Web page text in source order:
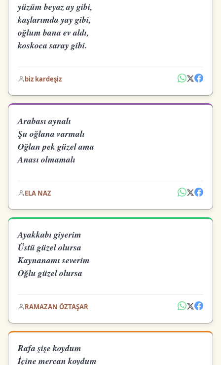
yüzüm beyaz ay gibi,
kaşlarımda yay gibi,
oğlum bana ev aldı,
koskoca saray gibi.
biz kardeşiz
Arabası aynalı
Şu oğlana varmalı
Oğlan pek güzel ama
Anası olmamalı
ELA NAZ
Ayakkabı giyerim
Üstü güzel olursa
Kaynanamı severim
Oğlu güzel olursa
RAMAZAN ÖZTAŞAR
Rafa şişe koydum
İçine mercan koydum